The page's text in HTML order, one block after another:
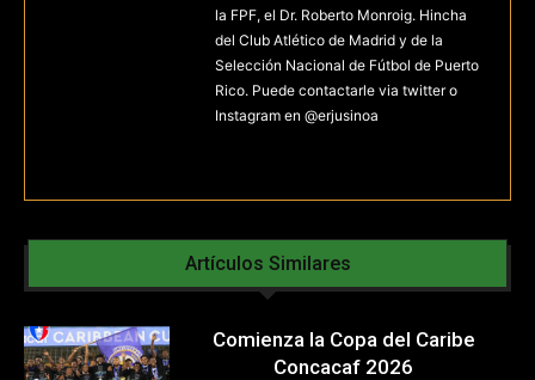
la FPF, el Dr. Roberto Monroig. Hincha
del Club Atlético de Madrid y de la
Selección Nacional de Fútbol de Puerto
Rico. Puede contactarle via twitter o
Instagram en @erjusinoa
Artículos Similares
Comienza la Copa del Caribe
Concacaf 2026